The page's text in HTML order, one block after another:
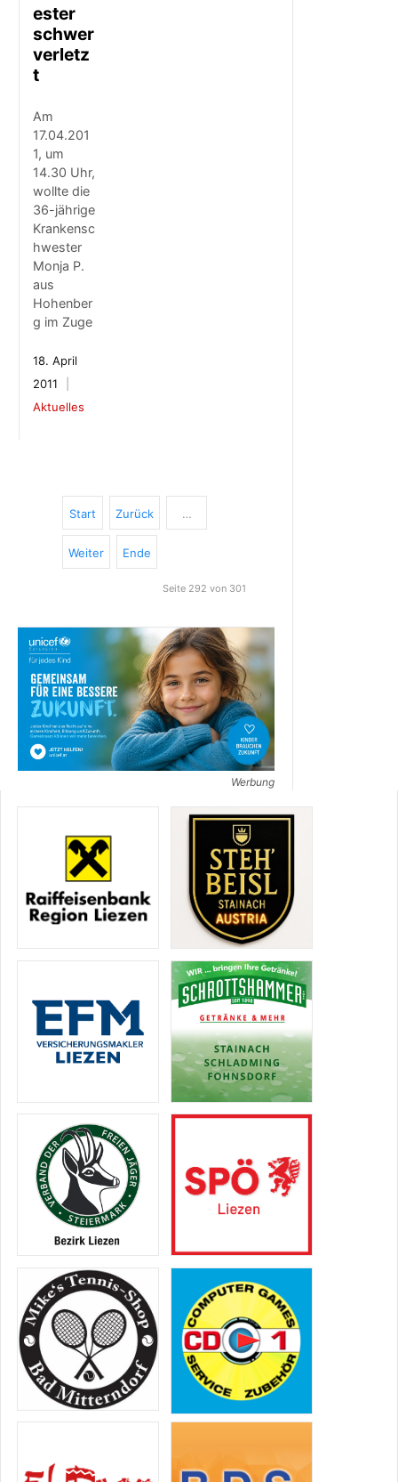
ester
schwer
verletz
t
Am
17.04.201
1, um
14.30 Uhr,
wollte die
36-jährige
Krankensc
hwester
Monja P.
aus
Hohenber
g im Zuge
18. April
2011
Aktuelles
Start Zurück …
Weiter Ende
Seite 292 von 301
Werbung